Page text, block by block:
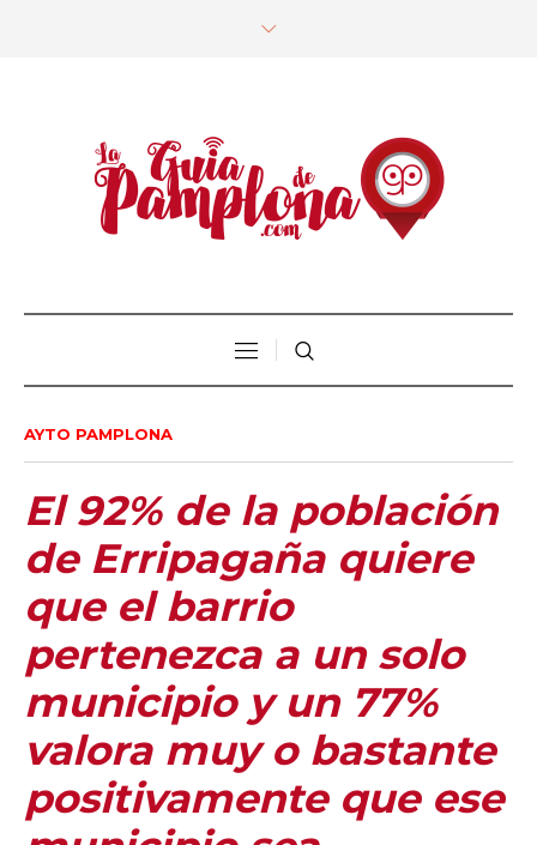
AYTO PAMPLONA
El 92% de la población
de Erripagaña quiere
que el barrio
pertenezca a un solo
municipio y un 77%
valora muy o bastante
positivamente que ese